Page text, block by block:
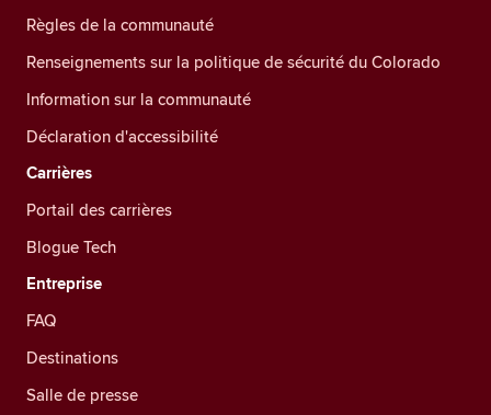
Règles de la communauté
Renseignements sur la politique de sécurité du Colorado
Information sur la communauté
Déclaration d'accessibilité
Carrières
Portail des carrières
Blogue Tech
Entreprise
FAQ
Destinations
Salle de presse